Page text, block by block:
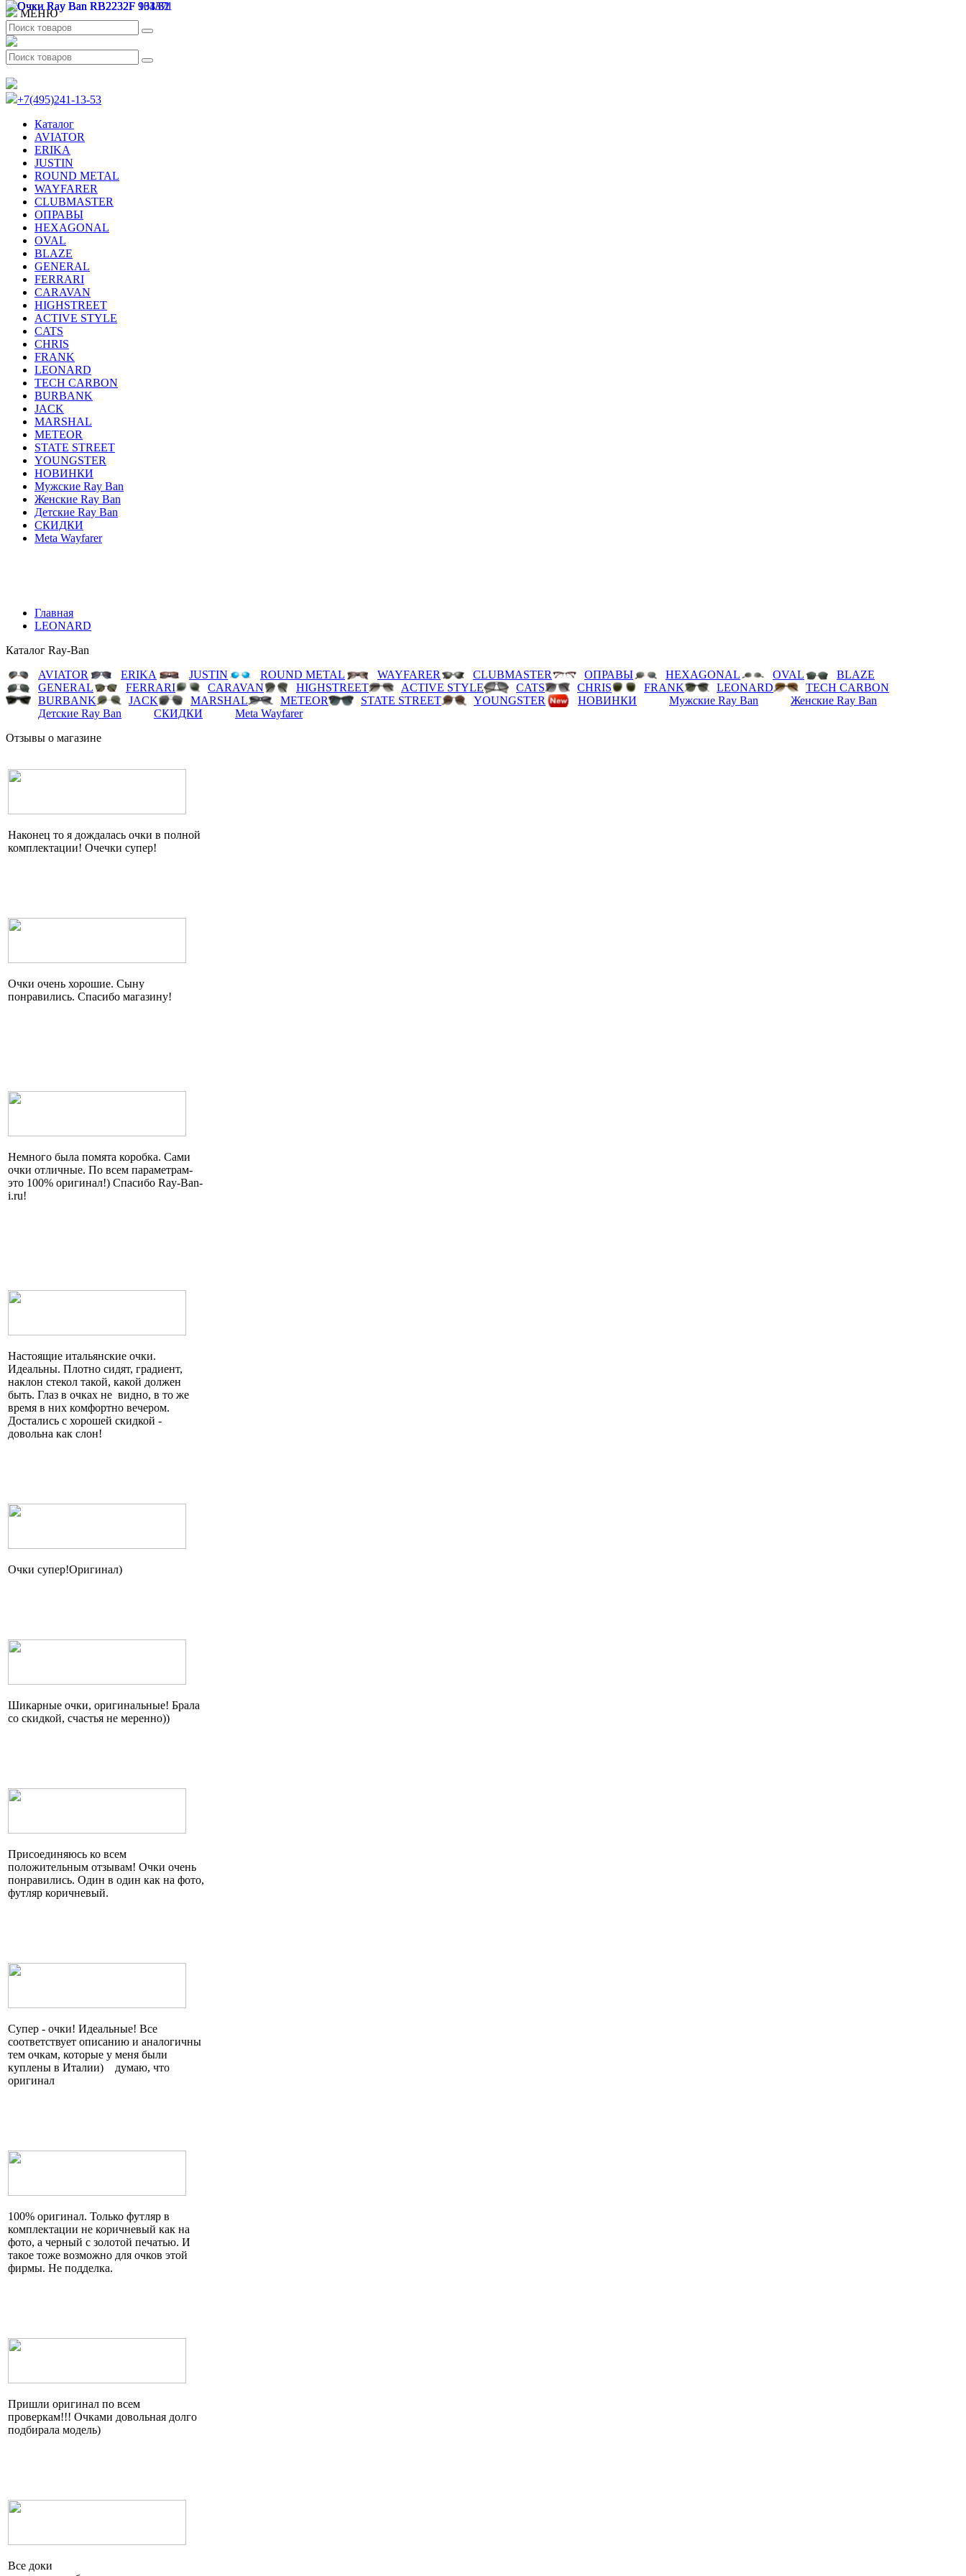
МЕНЮ
+7(495)241-13-53
Каталог
AVIATOR
ERIKA
JUSTIN
ROUND METAL
WAYFARER
CLUBMASTER
ОПРАВЫ
HEXAGONAL
OVAL
BLAZE
GENERAL
FERRARI
CARAVAN
HIGHSTREET
ACTIVE STYLE
CATS
CHRIS
FRANK
LEONARD
TECH CARBON
BURBANK
JACK
MARSHAL
METEOR
STATE STREET
YOUNGSTER
НОВИНКИ
Мужские Ray Ban
Женские Ray Ban
Детские Ray Ban
СКИДКИ
Meta Wayfarer
Главная
LEONARD
Каталог Ray-Ban
AVIATOR
ERIKA JUSTIN ROUND METAL WAYFARER CLUBMASTER ОПРАВЫ HEXAGONAL OVAL
BLAZE
GENERAL
FERRARI CARAVAN HIGHSTREET ACTIVE STYLE CATS CHRIS FRANK LEONARD
TECH CARBON
BURBANK
JACK MARSHAL METEOR STATE STREET YOUNGSTER НОВИНКИ Мужские Ray Ban
Женские Ray Ban
Детские Ray Ban
СКИДКИ
Meta Wayfarer
Отзывы о магазине
Наконец то я дождалась очки в полной
комплектации! Очечки супер!
Очки очень хорошие. Сыну
понравились. Спасибо магазину!
Немного была помята коробка. Сами
очки отличные. По всем параметрам-
это 100% оригинал!) Спасибо Ray-Ban-
i.ru!
Настоящие итальянские очки.
Идеальны. Плотно сидят, градиент,
наклон стекол такой, какой должен
быть. Глаз в очках не видно, в то же
время в них комфортно вечером.
Достались с хорошей скидкой -
довольна как слон!
Очки супер!Оригинал)
Шикарные очки, оригинальные! Брала
со скидкой, счастья не меренно))
Присоединяюсь ко всем
положительным отзывам! Очки очень
понравились. Один в один как на фото,
футляр коричневый.
Супер - очки! Идеальные! Все
соответствует описанию и аналогичны
тем очкам, которые у меня были
куплены в Италии)
думаю, что
оригинал
100% оригинал. Только футляр в
комплектации не коричневый как на
фото, а черный с золотой печатью. И
такое тоже возможно для очков этой
фирмы. Не подделка.
Пришли оригинал по всем
проверкам!!! Очками довольная долго
подбирала модель)
Все доки